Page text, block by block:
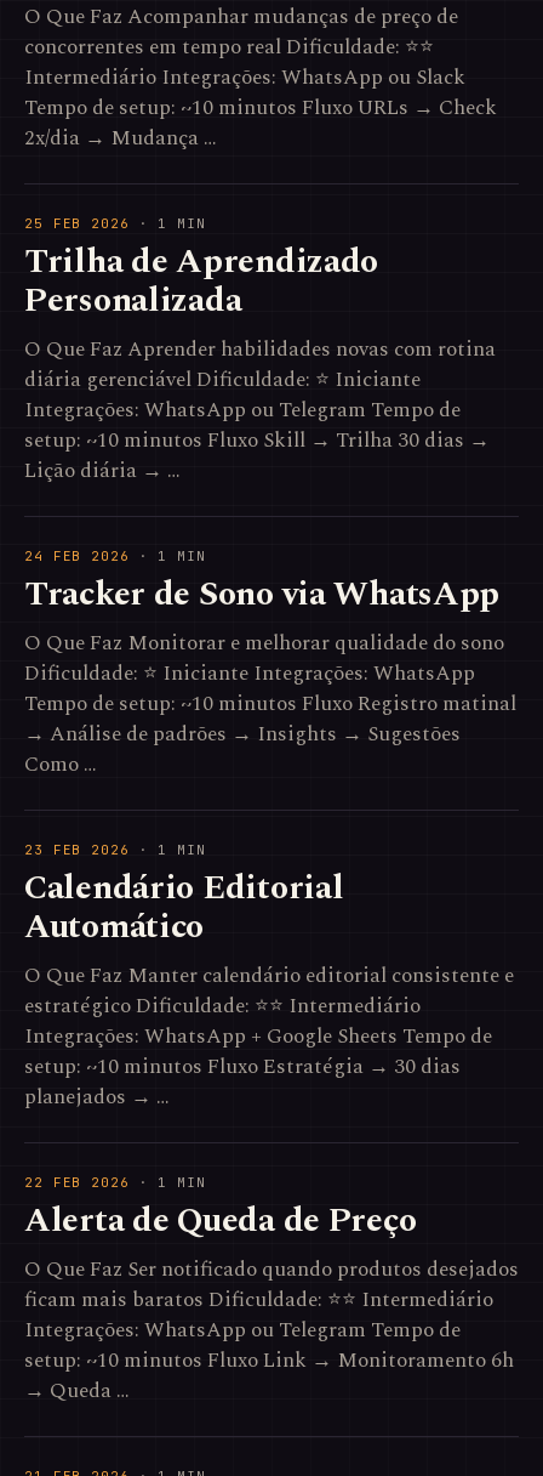
O Que Faz Acompanhar mudanças de preço de
concorrentes em tempo real Dificuldade: ⭐⭐
Intermediário Integrações: WhatsApp ou Slack
Tempo de setup: ~10 minutos Fluxo URLs → Check
2x/dia → Mudança …
25 FEB 2026 · 1 MIN
Trilha de Aprendizado
Personalizada
O Que Faz Aprender habilidades novas com rotina
diária gerenciável Dificuldade: ⭐ Iniciante
Integrações: WhatsApp ou Telegram Tempo de
setup: ~10 minutos Fluxo Skill → Trilha 30 dias →
Lição diária → …
24 FEB 2026 · 1 MIN
Tracker de Sono via WhatsApp
O Que Faz Monitorar e melhorar qualidade do sono
Dificuldade: ⭐ Iniciante Integrações: WhatsApp
Tempo de setup: ~10 minutos Fluxo Registro matinal
→ Análise de padrões → Insights → Sugestões
Como …
23 FEB 2026 · 1 MIN
Calendário Editorial
Automático
O Que Faz Manter calendário editorial consistente e
estratégico Dificuldade: ⭐⭐ Intermediário
Integrações: WhatsApp + Google Sheets Tempo de
setup: ~10 minutos Fluxo Estratégia → 30 dias
planejados → …
22 FEB 2026 · 1 MIN
Alerta de Queda de Preço
O Que Faz Ser notificado quando produtos desejados
ficam mais baratos Dificuldade: ⭐⭐ Intermediário
Integrações: WhatsApp ou Telegram Tempo de
setup: ~10 minutos Fluxo Link → Monitoramento 6h
→ Queda …